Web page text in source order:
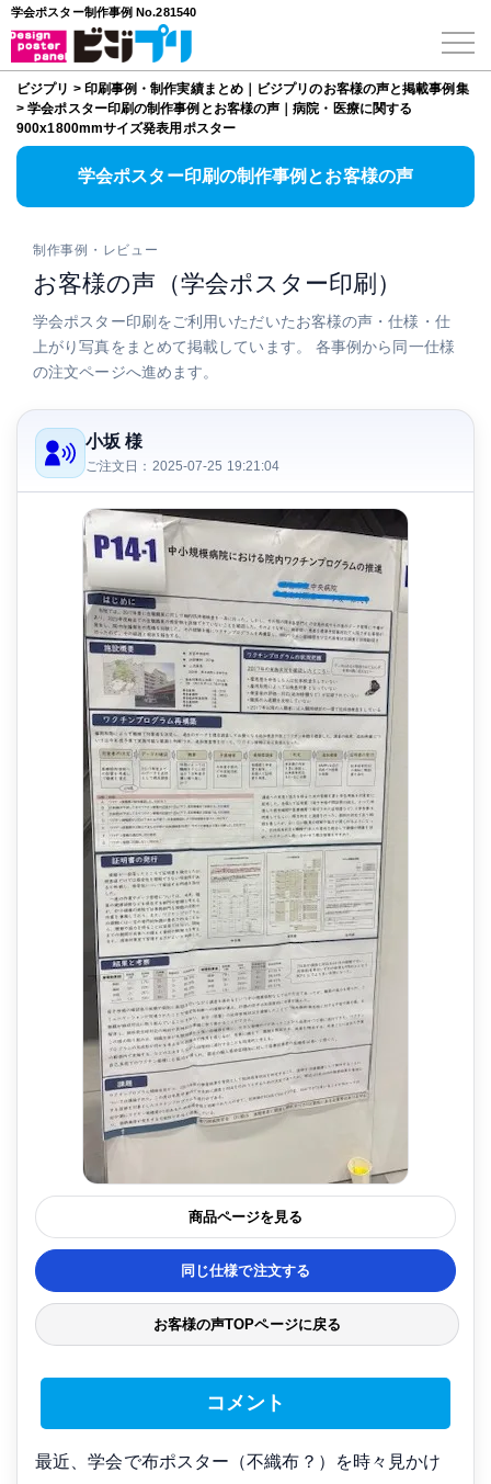
学会ポスター制作事例 No.281540
ビジプリ > 印刷事例・制作実績まとめ｜ビジプリのお客様の声と掲載事例集
>学会ポスター印刷の制作事例とお客様の声｜病院・医療に関する
900x1800mmサイズ発表用ポスター
学会ポスター印刷の制作事例とお客様の声
制作事例・レビュー
お客様の声（学会ポスター印刷）
学会ポスター印刷をご利用いただいたお客様の声・仕様・仕
上がり写真をまとめて掲載しています。 各事例から同一仕様
の注文ページへ進めます。
小坂 様
ご注文日：2025-07-25 19:21:04
商品ページを見る
同じ仕様で注文する
お客様の声TOPページに戻る
コメント
最近、学会で布ポスター（不織布？）を時々見かけ